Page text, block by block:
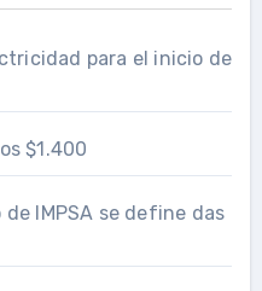
para el inicio de
$1.400
IMPSA se define das